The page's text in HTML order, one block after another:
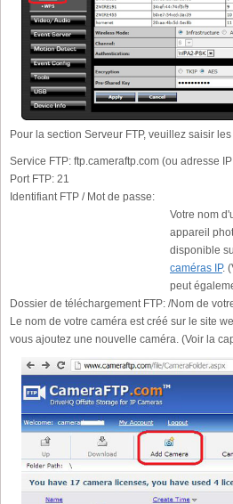
Pour la section Serveur FTP, veuillez saisir
Service FTP: ftp.cameraftp.com (ou adresse
Port FTP: 21
Identifiant FTP / Mot de passe:
Votre nom
appareil
disponible
caméras IP.
peut
Dossier de téléchargement FTP: /Nom de
Le nom de votre caméra est créé sur le site
vous ajoutez une nouvelle caméra. (Voir la